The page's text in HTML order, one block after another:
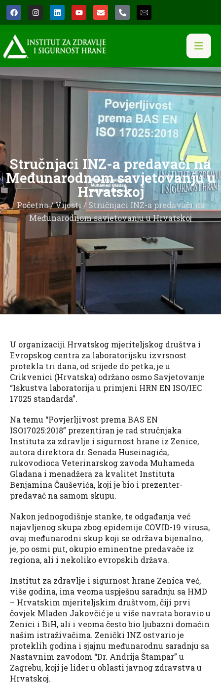
Stručnjaci INZ-a predavači na
Međunarodnom savjetovanju u
Hrvatskoj
Početna/Vijesti / Stručnjaci INZ-a predavači na
Međunarodnom savjetovanju u Hrvatskoj
U organizaciji Hrvatskog mjeriteljskog društva i
Evropskog centra za laboratorijsku izvrsnost
protekla tri dana, od srijede do petka, je u
Crikvenici (Hrvatska) održano osmo Savjetovanje
“Iskustva laboratorija u primjeni HRN EN ISO/IEC
17025 standarda”.
Na temu “Povjerljivost prema BAS EN
ISO17025:2018” prezentiran je rad stručnjaka
Instituta za zdravlje i sigurnost hrane iz Zenice,
autora direktora dr. Senada Huseinagića,
rukovodioca Veterinarskog zavoda Muhameda
Gladana i menadžera za kvalitet Instituta
Benjamina Čauševića, koji je bio i prezenter-
predavač na samom skupu.
Nakon jednogodišnje stanke, te odgađanja već
najavljenog skupa zbog epidemije COVID-19 virusa,
ovaj međunarodni skup koji se održava bijenalno,
je, po osmi put, okupio eminentne predavače iz
regiona, ali i nekoliko evropskih država.
Institut za zdravlje i sigurnost hrane Zenica već,
više godina, ima veoma uspješnu saradnju sa HMD
– Hrvatskim mjeriteljskim društvom, čiji prvi
čovjek Mladen Jakovčić je u više navrata boravio u
Zenici i BiH, ali i veoma često bio ljubazni domaćin
našim istraživačima. Zenički INZ ostvario je
proteklih godina i sjajnu međunarodnu saradnju sa
Nastavnim zavodom “Dr. Andrija Štampar” u
Zagrebu, koji je lider u oblasti javnog zdravstva u
Hrvatskoj.